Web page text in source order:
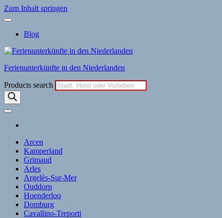
Zum Inhalt springen
Blog
Ferienunterkünfte in den Niederlanden
Products search
Arcen
Kamperland
Grimaud
Arles
Argelès-Sur-Mer
Ouddorp
Hoenderloo
Domburg
Cavallino-Treporti